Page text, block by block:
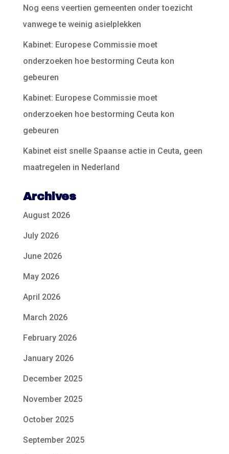
Nog eens veertien gemeenten onder toezicht
vanwege te weinig asielplekken
Kabinet: Europese Commissie moet
onderzoeken hoe bestorming Ceuta kon
gebeuren
Kabinet: Europese Commissie moet
onderzoeken hoe bestorming Ceuta kon
gebeuren
Kabinet eist snelle Spaanse actie in Ceuta, geen
maatregelen in Nederland
Archives
August 2026
July 2026
June 2026
May 2026
April 2026
March 2026
February 2026
January 2026
December 2025
November 2025
October 2025
September 2025